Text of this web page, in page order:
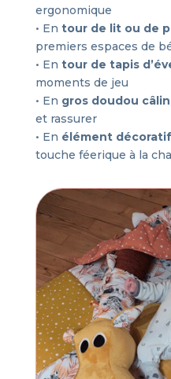
ergonomique
• En tour de lit ou de
premiers espaces de
• En tour de tapis
moments de jeu
• En gros doudou câlin
et rassurer
• En élément décoratif
touche féerique à la